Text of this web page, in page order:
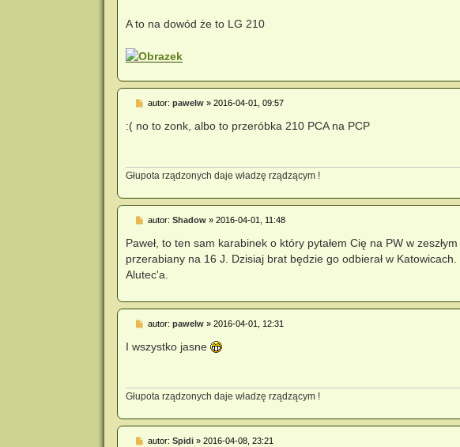
A to na dowód że to LG 210
P
s
autor: pawelw» 2016-04-01, 09:57
:( no to zonk, albo to przeróbka 210 PCA na PCP
Głupota rządzonych daje władzę rządzącym !
P
s
autor: Shadow» 2016-04-01, 11:48
Paweł, to ten sam karabinek o który pytałem Cię na PW w
przerabiany na 16 J. Dzisiaj brat będzie go odbierał w
Alutec'a.
P
s
autor: pawelw» 2016-04-01, 12:31
I wszystko jasne
Głupota rządzonych daje władzę rządzącym !
Pautor: Spidi» 2016-04-08, 23:21